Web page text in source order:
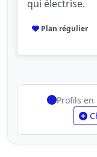
qui électrise.
Plan régulier
Profils